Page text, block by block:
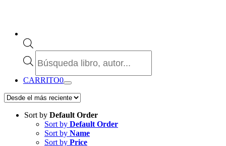
de
CARRITO0
Sort by Default Order
Sort by Default Order
Sort by Name
Sort by Price